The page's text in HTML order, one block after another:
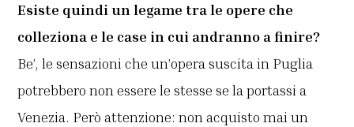
Esiste quindi un legame tra le opere che
colleziona e le case in cui andranno a finire?
Be’, le sensazioni che un’opera suscita in Puglia
potrebbero non essere le stesse se la portassi a
Venezia. Però attenzione: non acquisto mai un